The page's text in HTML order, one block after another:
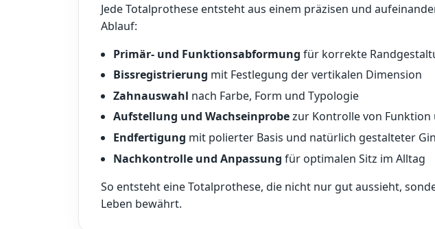
Jede Totalprothese entsteht aus einem präzisen und
Ablauf:
Primär- und Funktionsabformung für korrekte
Bissregistrierung mit Festlegung der vertikalen Dimension
Zahnauswahl nach Farbe, Form und Typologie
Aufstellung und Wachseinprobezur Kontrolle von Funktion
Endfertigung mit polierter Basis und natürlich gestalteter
Nachkontrolle und Anpassung für optimalen Sitz im Alltag
So entsteht eine Totalprothese, die nicht nur gut aussieht,
Leben bewährt.